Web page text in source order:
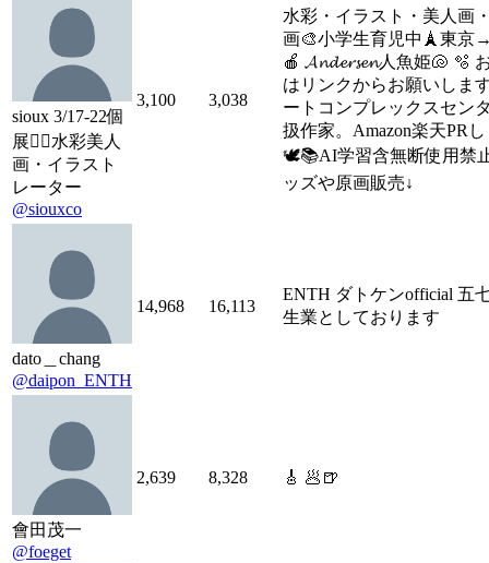
sioux 3/17-22個
展🧜‍♀️水彩美人
画・イラスト
レーター
@siouxco
3,100 3,038
水彩・イラスト・美人画
画🎨小学生育児中🗼東京
🍎 𝓐𝓷𝓭𝓮𝓻𝓼𝓮𝓷人魚姫🐚 🫧
はリンクからお願いしま
ートコンプレックスセン
扱作家。Amazon楽天PR
🕊️📚AI学習含無断使用禁
ッズや原画販売↓
dato＿chang
@daipon_ENTH
14,968 16,113
ENTH ダトケンofficial 五
生業としております
會田茂一
@foeget
2,639 8,328 🎸 🥟🍺